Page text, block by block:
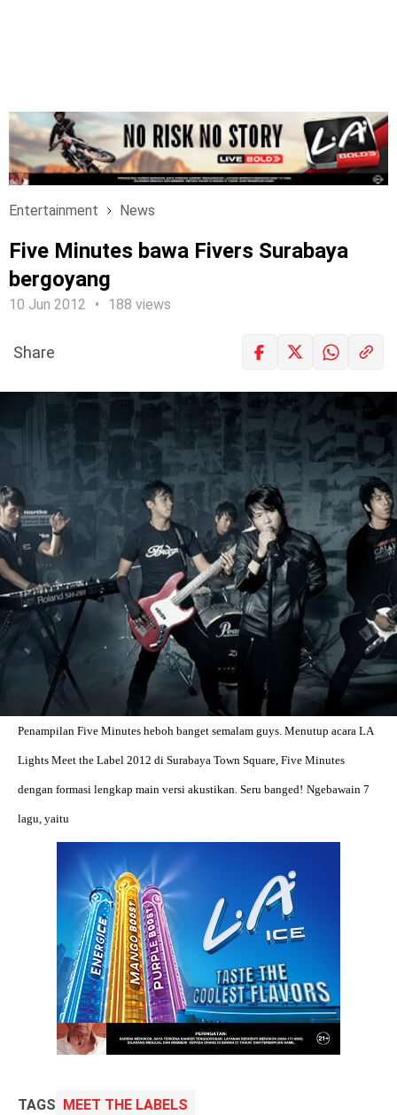
Entertainment News
Five Minutes bawa Fivers Surabaya
bergoyang
10 Jun 2012 188 views
benefit
LOGIN
Share
Penampilan Five Minutes heboh banget semalam guys. Menutup acara LA
Lights Meet the Label 2012 di Surabaya Town Square, Five Minutes
dengan formasi lengkap main versi akustikan. Seru banged! Ngebawain 7
lagu, yaitu
TAGS MEET THE LABELS